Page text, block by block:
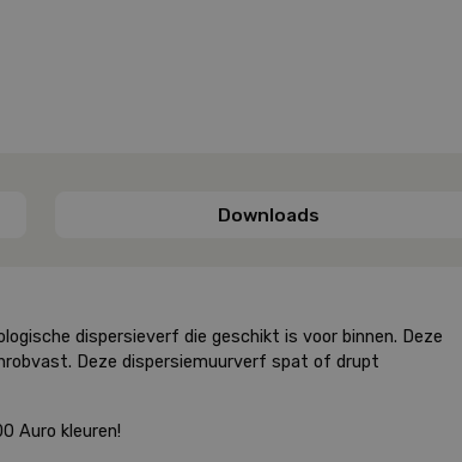
Downloads
dispersieverf die geschikt is voor binnen. Deze
Deze dispersiemuurverf spat of drupt
Auro kleuren!